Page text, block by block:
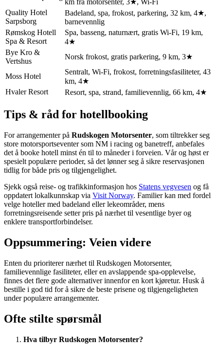
km fra motorsenter, 3★, Wi‑Fi
Quality Hotel
Sarpsborg
Badeland, spa, frokost, parkering, 32 km, 4★,
barnevennlig
Rømskog Hotell
Spa & Resort
Spa, basseng, naturnært, gratis Wi‑Fi, 19 km,
4★
Bye Kro &
Vertshus
Norsk frokost, gratis parkering, 9 km, 3★
Moss Hotel
Sentralt, Wi‑Fi, frokost, forretningsfasiliteter, 43
km, 4★
Hvaler Resort
Resort, spa, strand, familievennlig, 66 km, 4★
Tips & råd for hotellbooking
For arrangementer på Rudskogen Motorsenter, som tiltrekker seg
store motorsportseventer som NM i racing og banetreff, anbefales
det å booke hotell minst én til to måneder i forveien. Vår og høst er
spesielt populære perioder, så det lønner seg å sikre reservasjonen
tidlig for både pris og tilgjengelighet.
Sjekk også reise- og trafikkinformasjon hos Statens vegvesen og få
oppdatert lokalkunnskap via Visit Norway. Familier kan med fordel
velge hoteller med badeland eller lekeområder, mens
forretningsreisende setter pris på nærhet til vesentlige byer og
enklere transportforbindelser.
Oppsummering: Veien videre
Enten du prioriterer nærhet til Rudskogen Motorsenter,
familievennlige fasiliteter, eller en avslappende spa-opplevelse,
finnes det flere gode alternativer innenfor en kort kjøretur. Husk å
bestille i god tid for å sikre de beste prisene og tilgjengeligheten
under populære arrangementer.
Ofte stilte spørsmål
Hva tilbyr Rudskogen Motorsenter?